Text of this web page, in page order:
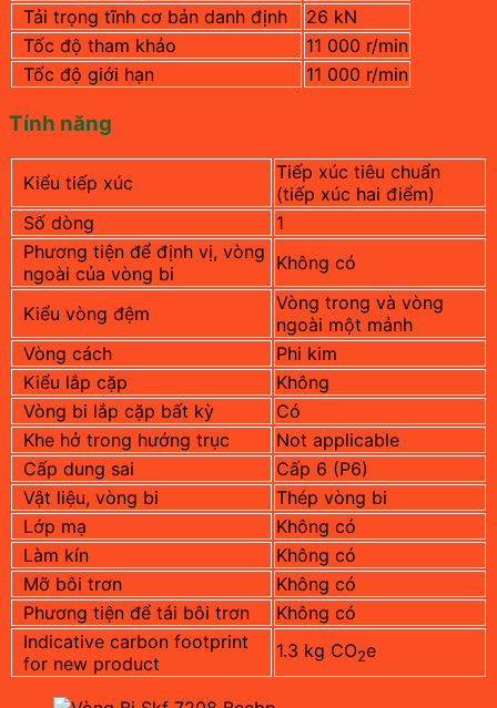
Tải trọng tĩnh cơ bản danh định
26 kN
Tốc độ tham khảo
11 000 r/min
Tốc độ giới hạn
11 000 r/min
Tính năng
Kiểu tiếp xúc
Tiếp xúc tiêu chuẩn
(tiếp xúc hai điểm)
Số dòng
1
Phương tiện để định vị, vòng
ngoài của vòng bi
Không có
Kiểu vòng đệm
Vòng trong và vòng
ngoài một mảnh
Vòng cách
Phi kim
Kiểu lắp cặp
Không
Vòng bi lắp cặp bất kỳ
Có
Khe hở trong hướng trục
Not applicable
Cấp dung sai
Cấp 6 (P6)
Vật liệu, vòng bi
Thép vòng bi
Lớp mạ
Không có
Làm kín
Không có
Mỡ bôi trơn
Không có
Phương tiện để tái bôi trơn
Không có
Indicative carbon footprint
for new product
1.3 kg CO2e